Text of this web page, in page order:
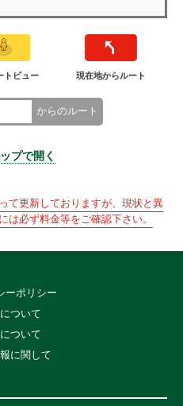
トビュー 現在地からルート
からのルート
プで開く
て更新しておりますが、現状と異
は必ず料金等をご確認下さい。
ーポリシー
ついて
ついて
に関して